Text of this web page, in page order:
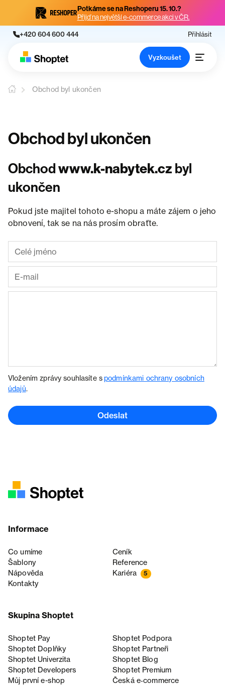
Potkáme se na Reshoperu 15. 10.?
Přijď na největší e-commerce akci v ČR.
+420 604 600 444 Přihlásit
Vyzkoušet
Obchod byl ukončen
Obchod byl ukončen
Obchodwww.k-nabytek.cz byl
ukončen
Pokud jste majitel tohoto e-shopu a máte zájem o jeho
obnovení, tak se na nás prosím obraťte.
Vložením zprávy souhlasíte spodmínkami ochrany osobních
údajů.
Odeslat
Informace
Co umíme
Ceník
Šablony
Reference
Nápověda
Kariéra 5
Kontakty
Skupina Shoptet
Shoptet Pay
Shoptet Podpora
Shoptet Doplňky
Shoptet Partneři
Shoptet Univerzita
Shoptet Blog
Shoptet Developers
Shoptet Premium
Můj první e-shop
Česká e‑commerce